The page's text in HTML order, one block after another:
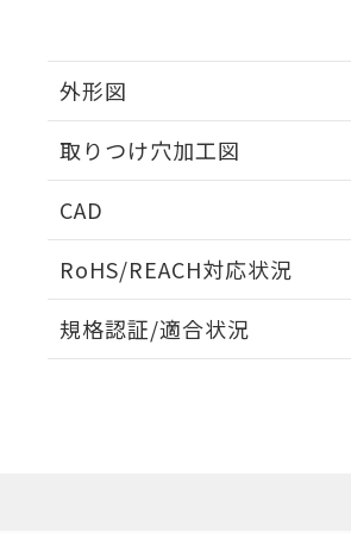
外形図
取りつけ穴加工図
CAD
RoHS/REACH対応状況
EU RoHS 注意事項・凡例
規格認証/適合状況